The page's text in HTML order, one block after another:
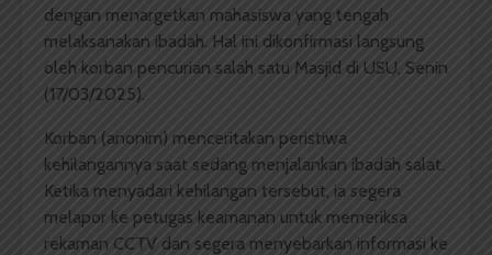
dengan menargetkan mahasiswa yang tengah
melaksanakan ibadah. Hal ini dikonfirmasi langsung
oleh korban pencurian salah satu Masjid di USU, Senin
(17/03/2025).
Korban (anonim) menceritakan peristiwa
kehilangannya saat sedang menjalankan ibadah salat.
Ketika menyadari kehilangan tersebut, ia segera
melapor ke petugas keamanan untuk memeriksa
rekaman CCTV dan segera menyebarkan informasi ke